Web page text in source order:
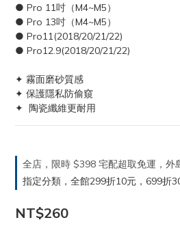
● Pro 11吋（M4~M5）
● Pro 13吋（M4~M5）
● Pro11(2018/20/21/22)
● Pro12.9(2018/20/21/22)
✦ 霧面磨砂質感
✦ 保護隱私防偷窺
✦  陶瓷纖維更耐用
全店，限時 $398 宅配超取免運，外
指定分類，全館299折10元，699折
NT$260